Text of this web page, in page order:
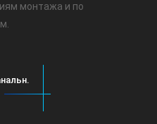
монтажа и по